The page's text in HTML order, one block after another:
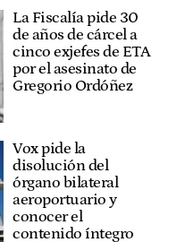
La Fiscalía pide 30
de años de cárcel a
cinco exjefes de ETA
por el asesinato de
Gregorio Ordóñez
Vox pide la
disolución del
órgano bilateral
aeroportuario y
conocer el
contenido íntegro